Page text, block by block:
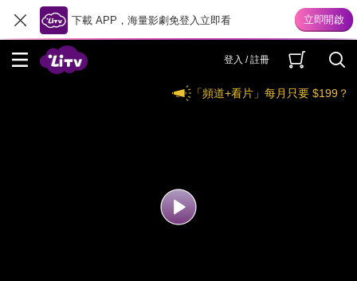
下載 APP，海量影劇免登入立即看
登入 / 註冊
「頻道+看片」每月只要 $199？